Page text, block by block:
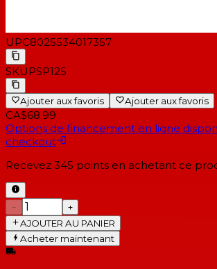
UPC8025534017357
SKUPSP125
Ajouter aux favoris Ajouter aux favoris
CA$68.99
Options de financement en ligne
checkout
Recevez 345 points en achetant ce
−
+
AJOUTER AU PANIER
Acheter maintenant